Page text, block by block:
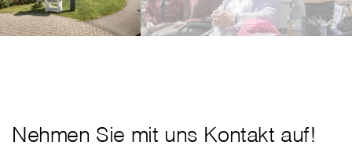
Nehmen Sie mit uns Kontakt auf!